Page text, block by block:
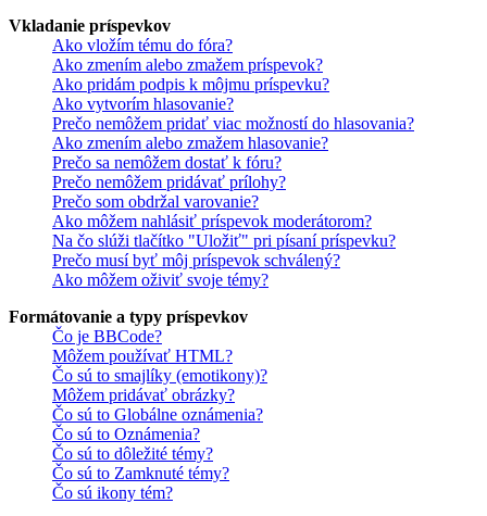
Vkladanie príspevkov
Ako vložím tému do fóra?
Ako zmením alebo zmažem príspevok?
Ako pridám podpis k môjmu príspevku?
Ako vytvorím hlasovanie?
Prečo nemôžem pridať viac možností do hlasovania?
Ako zmením alebo zmažem hlasovanie?
Prečo sa nemôžem dostať k fóru?
Prečo nemôžem pridávať prílohy?
Prečo som obdržal varovanie?
Ako môžem nahlásiť príspevok moderátorom?
Na čo slúži tlačítko "Uložiť" pri písaní príspevku?
Prečo musí byť môj príspevok schválený?
Ako môžem oživiť svoje témy?
Formátovanie a typy príspevkov
Čo je BBCode?
Môžem používať HTML?
Čo sú to smajlíky (emotikony)?
Môžem pridávať obrázky?
Čo sú to Globálne oznámenia?
Čo sú to Oznámenia?
Čo sú to dôležité témy?
Čo sú to Zamknuté témy?
Čo sú ikony tém?